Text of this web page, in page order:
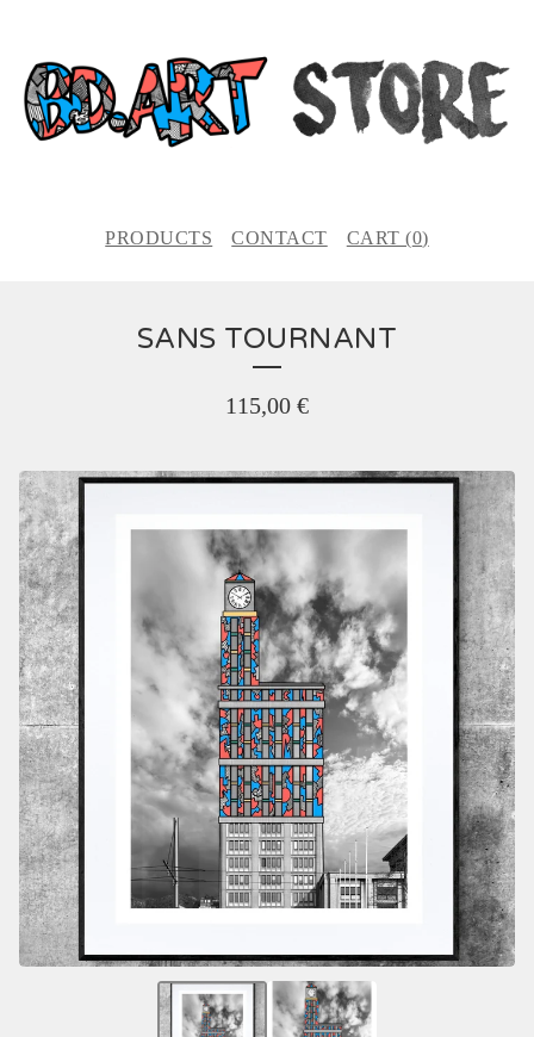
PRODUCTS CONTACT CART (0)
SANS TOURNANT
115,00 €